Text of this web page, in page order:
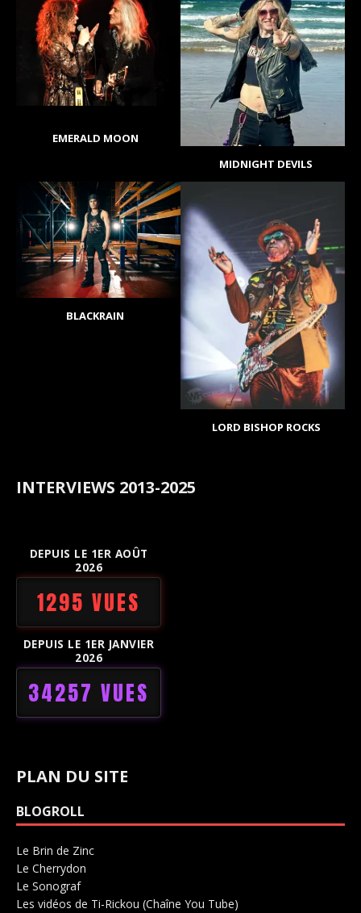
EMERALD MOON
MIDNIGHT DEVILS
BLACKRAIN
LORD BISHOP ROCKS
INTERVIEWS 2013-2025
DEPUIS LE 1ER AOÛT
2026
1295 VUES
DEPUIS LE 1ER JANVIER
2026
34257 VUES
PLAN DU SITE
BLOGROLL
Le Brin de Zinc
Le Cherrydon
Le SonografSalle de concerts 0
Les vidéos de Ti-Rickou (Chaîne You Tube)